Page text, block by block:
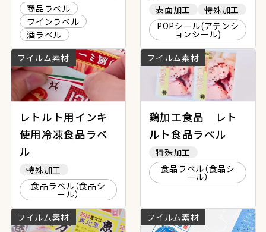
商品ラベル
ワインラベル
酒ラベル
表面加工
特殊加工
POPシール(アテンシ
ョンシール)
フイルム素材
レトルト用インキ
使用冷凍食品ラベ
ル
特殊加工
食品ラベル（食品シ
ール）
フイルム素材
鶏加工食品 レト
ルト食品ラベル
特殊加工
食品ラベル（食品シ
ール）
フイルム素材 フイルム素材